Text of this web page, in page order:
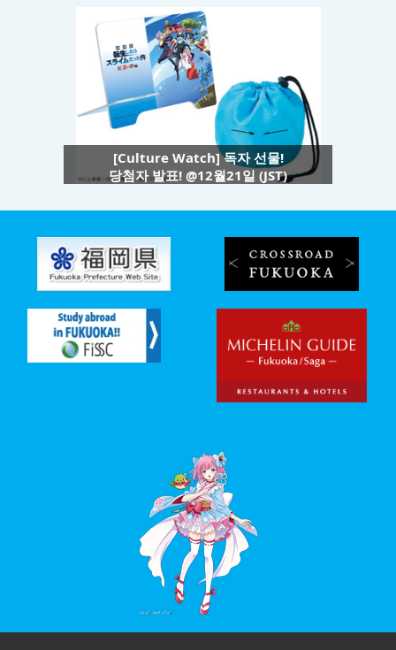
[Culture Watch] 독자 선물!
당첨자 발표! @12월21일 (JST)